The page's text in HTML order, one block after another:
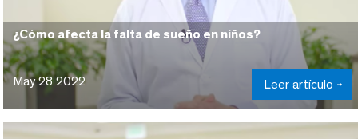
¿Cómo afecta la falta de sueño en niños?
May 28 2022 Leer artículo